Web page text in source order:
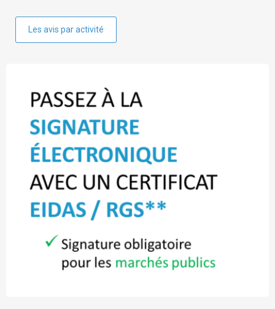
Les avis par activité